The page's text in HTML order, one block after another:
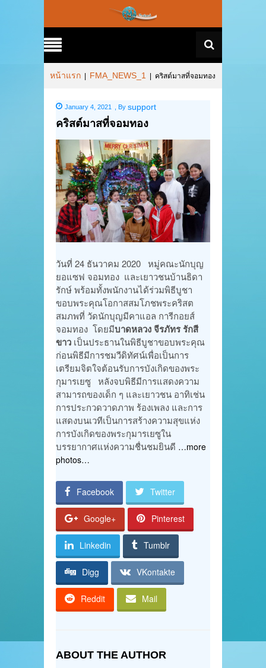
หน้าแรก FMA_NEWS_1 คริสต์มาสที่จอมทอง
January 4, 2021 By support
คริสต์มาสที่จอมทอง
วันที่ 24 ธันวาคม 2020 หมู่คณะนักบุญ
ยอแซฟ จอมทอง และเยาวชนบ้านธิดา
รักษ์ พร้อมทั้งพนักงานได้ร่วมพิธีบูชา
ขอบพระคุณโอกาสสมโภชพระคริสต
สมภพที่ วัดนักบุญมีคาแอล การีกอยส์
จอมทอง โดยมีบาดหลวง จีรภัทร รักสี
ขาว เป็นประธานในพิธีบูชาขอบพระคุณ
ก่อนพิธีมีการชมวีดิทัศน์เพื่อเป็นการ
เตรียมจิตใจต้อนรับการบังเกิดของพระ
กุมารเยซู หลังจบพิธีมีการแสดงความ
สามารถของเด็ก ๆ และเยาวชน อาทิเช่น
การประกวดวาดภาพ ร้องเพลง และการ
แสดงบนเวทีเป็นการสร้างความสุขแห่ง
การบังเกิดของพระกุมารเยซูใน
บรรยากาศแห่งความชื่นชมยินดี …more
photos…
Facebook Twitter
Google+ Pinterest
Linkedin Tumblr
Digg VKontakte
Reddit Mail
ABOUT THE AUTHOR